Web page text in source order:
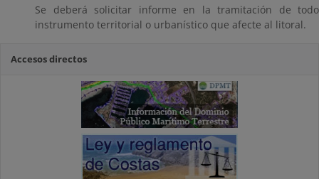
Se deberá solicitar informe en la tramitación de todo
instrumento territorial o urbanístico que afecte al litoral.
Accesos directos